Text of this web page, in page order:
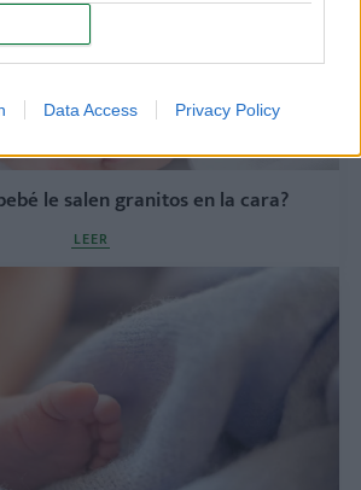
Data Access Privacy Policy
le salen granitos en la cara?
LEER